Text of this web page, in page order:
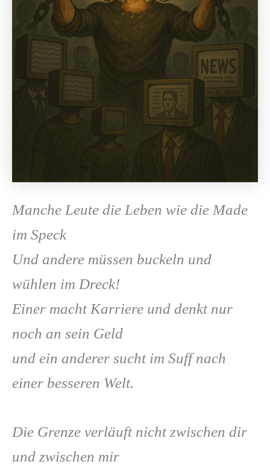
Manche Leute die Leben wie die Made
im Speck
Und andere müssen buckeln und
wühlen im Dreck!
Einer macht Karriere und denkt nur
noch an sein Geld
und ein anderer sucht im Suff nach
einer besseren Welt.
Die Grenze verläuft nicht zwischen dir
und zwischen mir